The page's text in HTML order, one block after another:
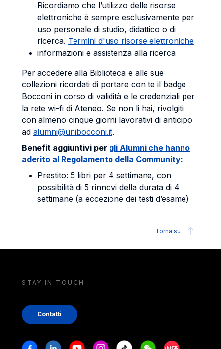
Ricordiamo che l’utilizzo delle risorse
elettroniche è sempre esclusivamente per
uso personale di studio, didattico o di
ricerca. Termini d'uso risorse elettroniche
informazioni e assistenza alla ricerca
Per accedere alla Biblioteca e alle sue
collezioni ricordati di portare con te il badge
Bocconi in corso di validità e le credenziali per
la rete wi-fi di Ateneo. Se non li hai, rivolgiti
con almeno cinque giorni lavorativi di anticipo
ad alumni@unibocconi.it.
Benefit aggiuntivi per gli Alumni che hanno
aderito al Regolamento della Community:
Prestito: 5 libri per 4 settimane, con
possibilità di 5 rinnovi della durata di 4
settimane (a eccezione dei testi d’esame)
Torna su
STAY IN TOUCH
Contatti
Stay in touch
FacebookLinkedinYoutubeInstagram
Tiktok WeechatXiaohongshu/